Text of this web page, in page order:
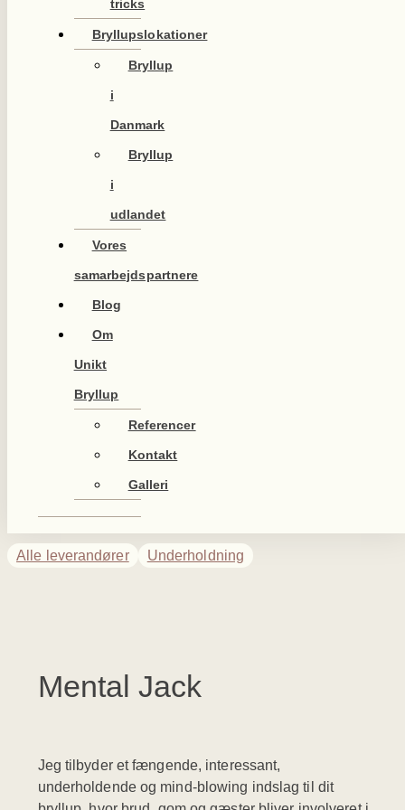
tricks
Bryllupslokationer
Bryllup
i
Danmark
Bryllup
i
udlandet
Vores
samarbejdspartnere
Blog
Om
Unikt
Bryllup
Referencer
Kontakt
Galleri
Alle leverandører Underholdning
Mental Jack
Jeg tilbyder et fængende, interessant,
underholdende og mind-blowing indslag til dit